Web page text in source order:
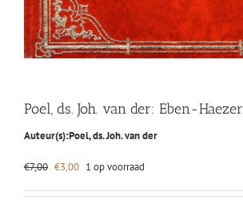
Poel, ds. Joh. van der: Eben-Haezer
Auteur(s):Poel, ds. Joh. van der
€7,00 Oorspronkelijke
was:
€3,00Huidige
is:
1 op voorraad